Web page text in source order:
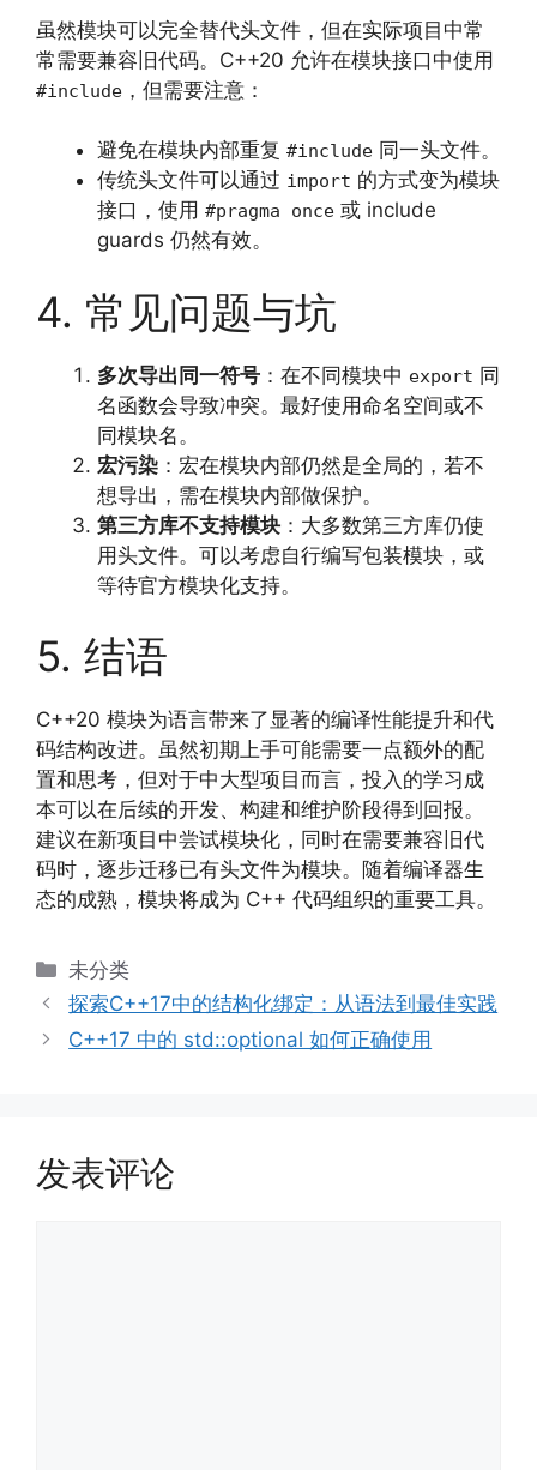
虽然模块可以完全替代头文件，但在实际项目中常
常需要兼容旧代码。C++20 允许在模块接口中使用
#include ，但需要注意：
避免在模块内部重复 #include 同一头文件。
传统头文件可以通过 import 的方式变为模块
接口，使用 #pragma once 或 include
guards 仍然有效。
4. 常见问题与坑
多次导出同一符号 ：在不同模块中 export 同
名函数会导致冲突。最好使用命名空间或不
同模块名。
宏污染 ：宏在模块内部仍然是全局的，若不
想导出，需在模块内部做保护。
第三方库不支持模块 ：大多数第三方库仍使
用头文件。可以考虑自行编写包装模块，或
等待官方模块化支持。
5. 结语
C++20 模块为语言带来了显著的编译性能提升和代
码结构改进。虽然初期上手可能需要一点额外的配
置和思考，但对于中大型项目而言，投入的学习成
本可以在后续的开发、构建和维护阶段得到回报。
建议在新项目中尝试模块化，同时在需要兼容旧代
码时，逐步迁移已有头文件为模块。随着编译器生
态的成熟，模块将成为 C++ 代码组织的重要工具。
分
类
未分类
探索C++17中的结构化绑定：从语法到最佳实践
C++17 中的 std::optional 如何正确使用
发表评论